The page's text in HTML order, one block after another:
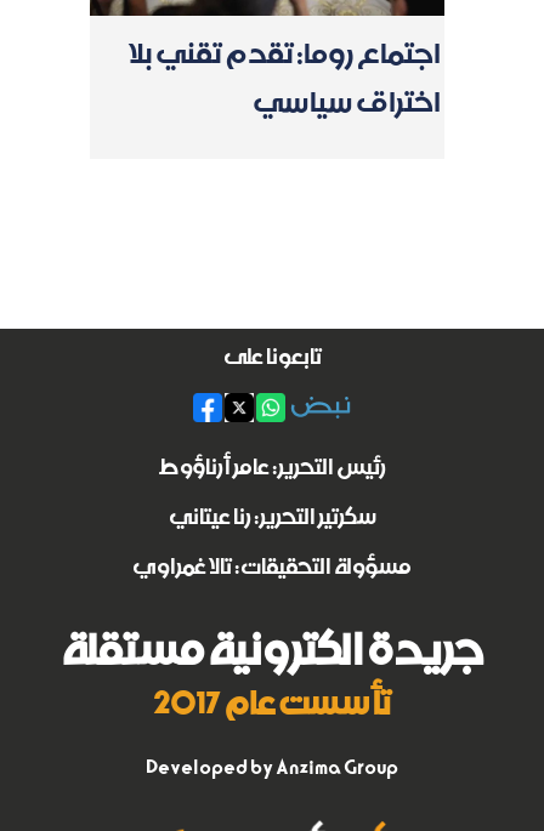
اجتماع روما: تقدم تقني بلا
اختراق سياسي
تابعونا على
رئيس التحرير: عامر أرناؤوط
سكرتير التحرير: رنا عيتاني
مسؤولة التحقيقات: تالا غمراوي
جريدة الكترونية مستقلة
تأسست عام 2017
Developed byAnzima Group